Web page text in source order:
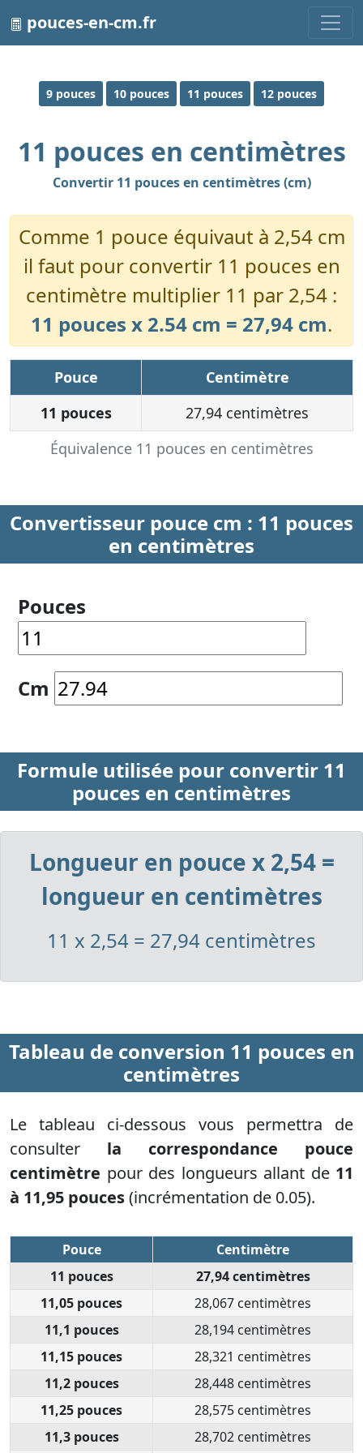
pouces-en-cm.fr
9 pouces 10 pouces 11 pouces 12 pouces
11 pouces en centimètres
Convertir 11 pouces en centimètres (cm)
Comme 1 pouce équivaut à 2,54 cm
il faut pour convertir 11 pouces en
centimètre multiplier 11 par 2,54 :
11 pouces x 2.54 cm = 27,94 cm.
Équivalence 11 pouces en centimètres
Pouce
Centimètre
11 pouces
27,94 centimètres
Convertisseur pouce cm : 11 pouces
en centimètres
Pouces
Cm
Formule utilisée pour convertir 11
pouces en centimètres
Longueur en pouce x 2,54 =
longueur en centimètres
11 x 2,54 = 27,94 centimètres
Tableau de conversion 11 pouces en
centimètres
Le tableau ci-dessous vous permettra de
consulter la correspondance pouce
centimètre pour des longueurs allant de 11
à 11,95 pouces(incrémentation de 0.05).
Pouce
Centimètre
11 pouces
27,94 centimètres
11,05 pouces
28,067 centimètres
11,1 pouces
28,194 centimètres
11,15 pouces
28,321 centimètres
11,2 pouces
28,448 centimètres
11,25 pouces
28,575 centimètres
11,3 pouces
28,702 centimètres